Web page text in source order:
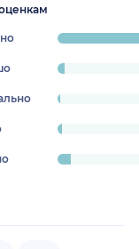
progress: